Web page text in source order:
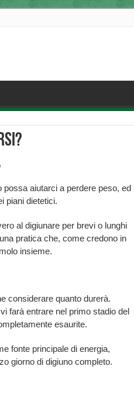
possa aiutarci a perdere peso, ed
piani dietetici.
al digiunare per brevi o lunghi
pratica che, come credono in
insieme.
considerare quanto durerà.
farà entrare nel primo stadio del
esaurite.
fonte principale di energia,
giorno di digiuno completo.